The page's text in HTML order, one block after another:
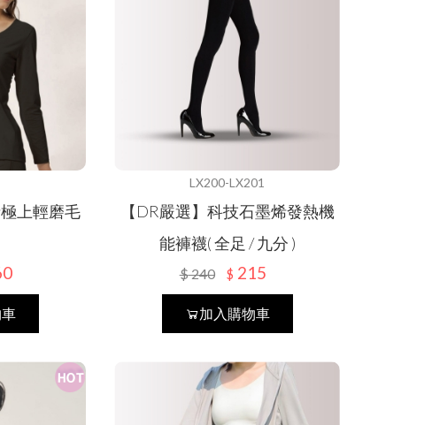
上輕磨毛
LX200-LX201
【DR嚴選】科技石墨烯發熱機
能褲襪( 全足 / 九分 )
$240 $ 215
加入購物車